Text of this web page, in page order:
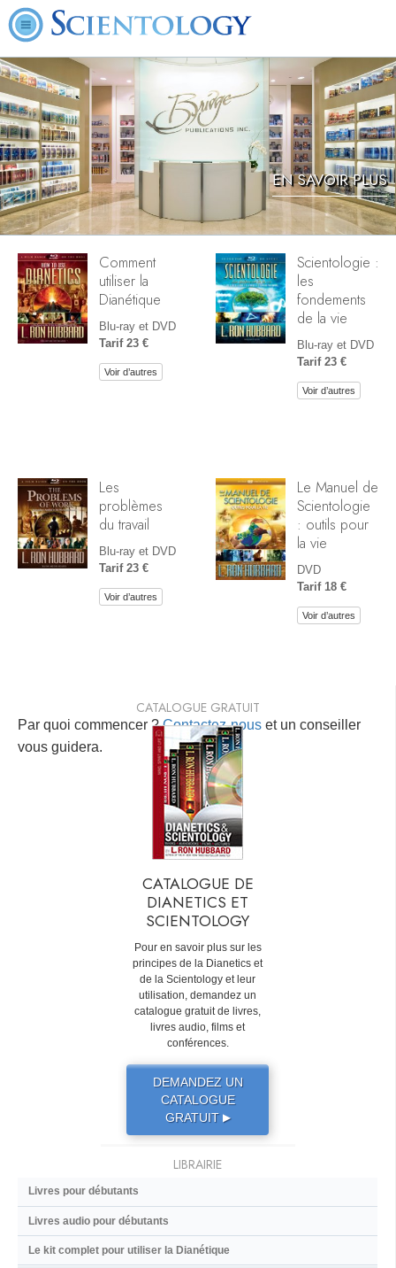
EN SAVOIR PLUS
Comment
utiliser la
Dianétique
Blu-ray et DVD
Tarif 23 €
Voir d’autres
Scientologie :
les
fondements
de la vie
Blu-ray et DVD
Tarif 23 €
Voir d’autres
Les
problèmes
du travail
Blu-ray et DVD
Tarif 23 €
Voir d’autres
Le Manuel de
Scientologie
: outils pour
la vie
DVD
Tarif 18 €
Voir d’autres
Par quoi commencer ?Contactez-nous et un conseiller
vous guidera.
CATALOGUE GRATUIT
CATALOGUE DE
DIANETICS ET
SCIENTOLOGY
Pour en savoir plus sur les
principes de la Dianetics et
de la Scientology et leur
utilisation, demandez un
catalogue gratuit de livres,
livres audio, films et
conférences.
DEMANDEZ UN
CATALOGUE
GRATUIT ▶
LIBRAIRIE
Livres pour débutants
Livres audio pour débutants
Le kit complet pour utiliser la Dianétique